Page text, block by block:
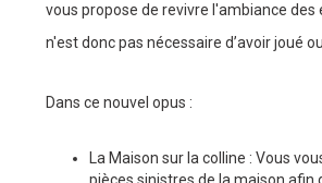
vous propose de revivre l'ambiance des
n'est donc pas nécessaire d’avoir joué
Dans ce nouvel opus :
La Maison sur la colline : Vous
pièces sinistres de la maison afin